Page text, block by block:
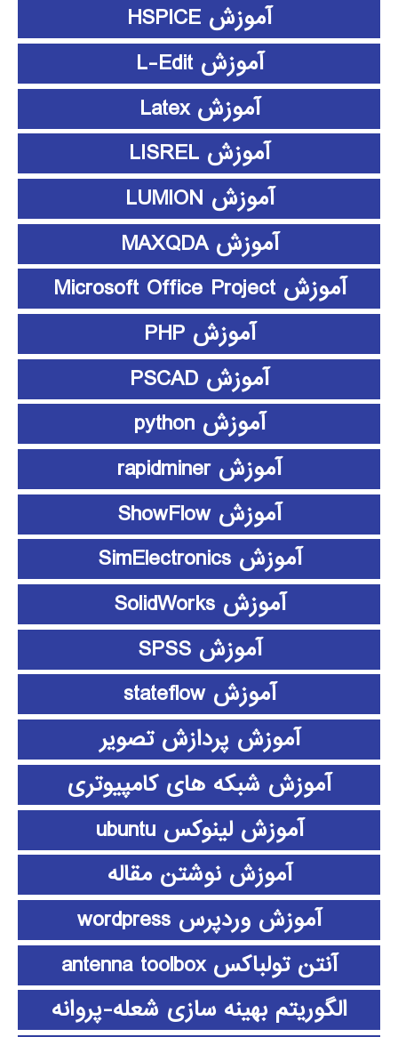
آموزش HSPICE
آموزش L-Edit
آموزش Latex
آموزش LISREL
آموزش LUMION
آموزش MAXQDA
آموزش Microsoft Office Project
آموزش PHP
آموزش PSCAD
آموزش python
آموزش rapidminer
آموزش ShowFlow
آموزش SimElectronics
آموزش SolidWorks
آموزش SPSS
آموزش stateflow
آموزش پردازش تصویر
آموزش شبکه های کامپیوتری
آموزش لینوکس ubuntu
آموزش نوشتن مقاله
آموزش وردپرس wordpress
آنتن تولباکس antenna toolbox
الگوریتم بهینه سازی شعله-پروانه